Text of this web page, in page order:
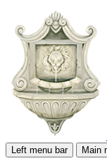
Left menu bar Main